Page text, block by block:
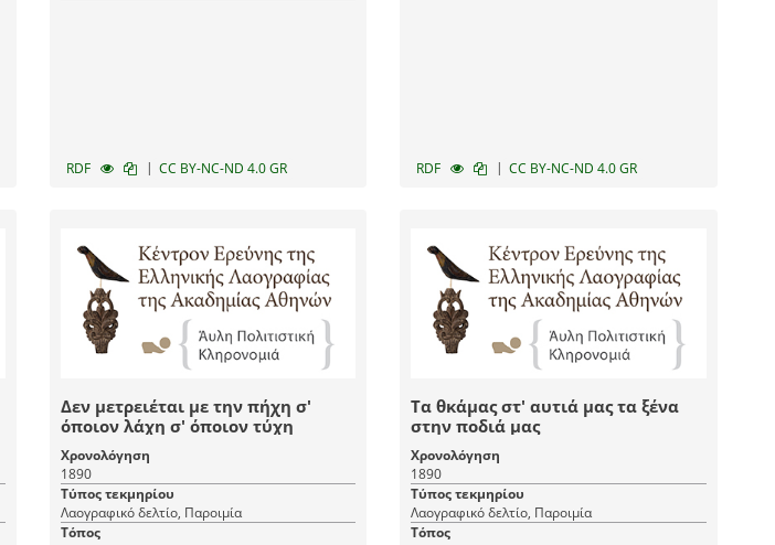
RDF | CC BY-NC-ND 4.0 GR RDF | CC BY-NC-ND 4.0 GR
Δεν μετρειέται με την πήχη σ'
όποιον λάχη σ' όποιον τύχη
Χρονολόγηση
1890
Τύπος τεκμηρίου
Λαογραφικό δελτίο, Παροιμία
Τόπος
Τα θκάμας στ' αυτιά μας τα ξένα
στην ποδιά μας
Χρονολόγηση
1890
Τύπος τεκμηρίου
Λαογραφικό δελτίο, Παροιμία
Τόπος